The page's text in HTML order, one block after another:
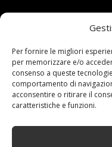
Per fornire le migliori
per memorizzare e/o
consenso a queste
comportamento di
acconsentire o ritirare il
caratteristiche e funzioni.
【NANO CERAMIC
the car body, protects
bird's dropping, UV
iron filings, etc.【
produces a deep
protection than
safe to apply onto